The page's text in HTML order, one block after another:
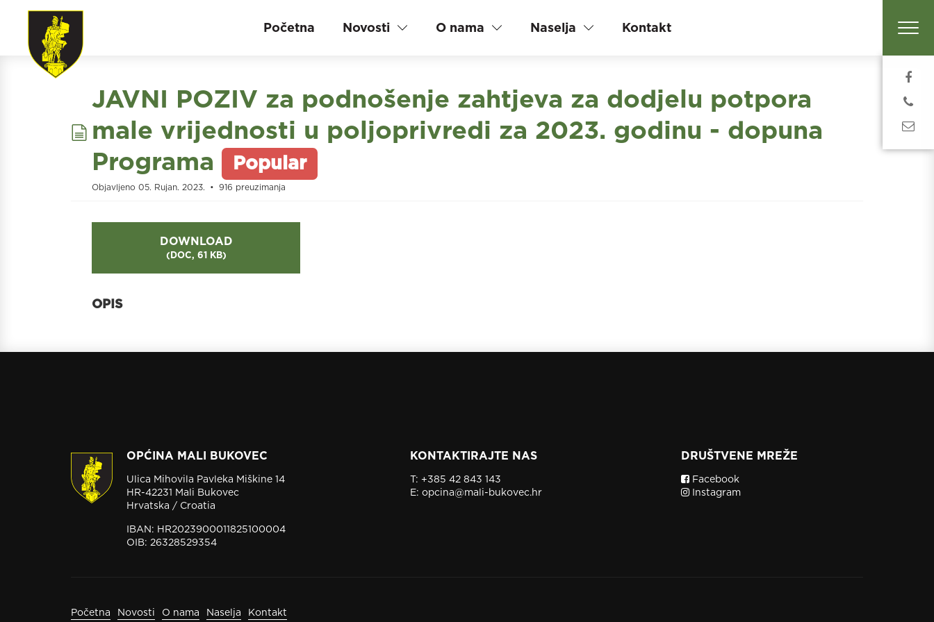
Početna Novosti O nama Naselja Kontakt
document
JAVNI POZIV za podnošenje zahtjeva za dodjelu potpora
male vrijednosti u poljoprivredi za 2023. godinu - dopuna
Programa
Popular
Objavljeno 05. Rujan. 2023. 916 preuzimanja
DOWNLOAD
( DOC, 61 KB)
OPĆINA MALI BUKOVEC
Ulica Mihovila Pavleka Miškine 14
HR-42231 Mali Bukovec
Hrvatska / Croatia
IBAN: HR2023900011825100004
OIB: 26328529354
KONTAKTIRAJTE NAS
T: +385 42 843 143
E: opcina@mali-bukovec.hr
DRUŠTVENE MREŽE
Facebook
Instagram
Početna Novosti O nama Naselja Kontakt